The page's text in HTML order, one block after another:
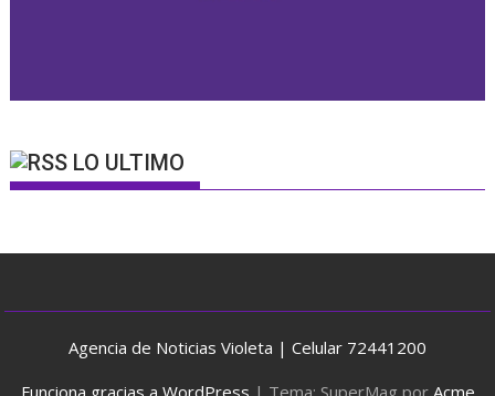
LO ULTIMO
Agencia de Noticias Violeta | Celular 72441200